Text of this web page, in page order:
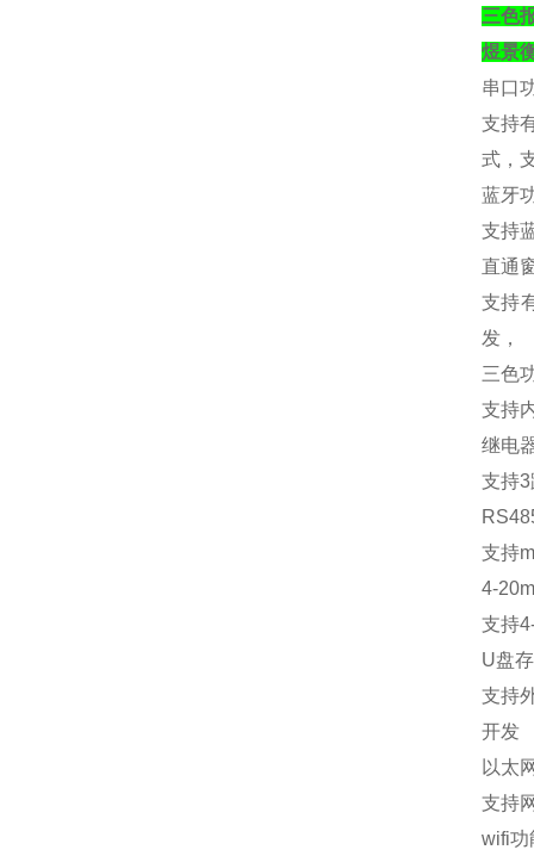
三色
煜景
串口
支持
式，
蓝牙
支持
直通
支持
发，
三色
支持
继电
支持3
支持
4-
支持
U盘
支持
开发
以太
支持
wifi功